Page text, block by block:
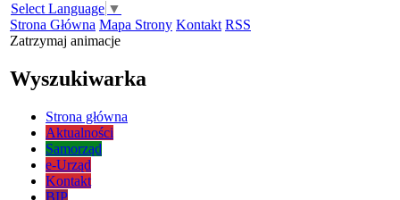
Select Language ▼
Strona Główna Mapa Strony Kontakt RSS
Zatrzymaj animacje
Wyszukiwarka
Strona główna
Aktualności
Samorząd
e-Urząd
Kontakt